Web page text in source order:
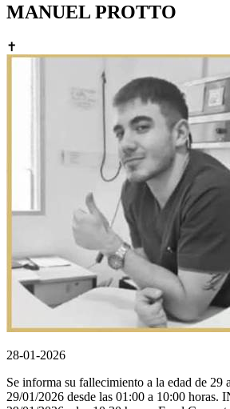
MANUEL PROTTO
✝
28-01-2026
Se informa su fallecimiento a la edad de
29/01/2026 desde las 01:00 a 10:00